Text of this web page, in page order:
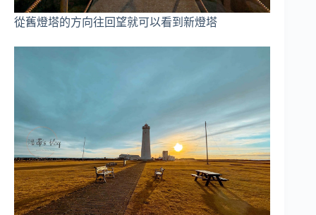
從舊燈塔的方向往回望就可以看到新燈塔